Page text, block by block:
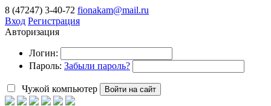
8 (47247) 3-40-72 fionakam@mail.ru
Вход Регистрация
Авторизация
Логин:
Пароль: Забыли пароль?
Чужой компьютер Войти на сайт